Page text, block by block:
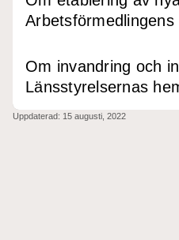
Arbetsförmedlingens
Om invandring och
Länsstyrelsernas
Uppdaterad: 15 augusti, 2022